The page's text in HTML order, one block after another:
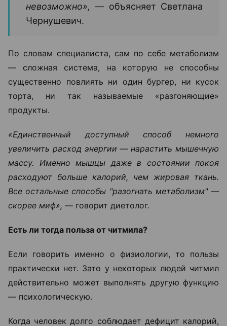
невозможно», — объясняет Светлана
Чернушевич.
По словам специалиста, сам по себе метаболизм
— сложная система, на которую не способны
существенно повлиять ни один бургер, ни кусок
торта, ни так называемые «разгоняющие»
продукты.
«Единственный доступный способ немного
увеличить расход энергии — нарастить мышечную
массу. Именно мышцы даже в состоянии покоя
расходуют больше калорий, чем жировая ткань.
Все остальные способы "разогнать метаболизм" —
скорее миф», — говорит диетолог.
Есть ли тогда польза от читмила?
Если говорить именно о физиологии, то пользы
практически нет. Зато у некоторых людей читмил
действительно может выполнять другую функцию
— психологическую.
Когда человек долго соблюдает дефицит калорий,